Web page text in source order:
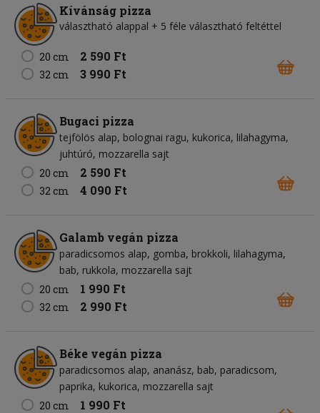
Kívánság pizza
választható alappal + 5 féle választható feltéttel
20 cm 2 590 Ft
32 cm 3 990 Ft
Bugaci pizza
tejfölös alap bolognai ragu kukorica lilahagyma
juhtúró mozzarella sajt
20 cm
2 590 Ft
32 cm 4 090 Ft
Galamb vegán pizza
paradicsomos alap gomba brokkoli lilahagyma
bab rukkola mozzarella sajt
20 cm
1 990 Ft
32 cm 2 990 Ft
Béke vegán pizza
paradicsomos alap ananász bab paradicsom
paprika kukorica mozzarella sajt
20 cm
1 990 Ft